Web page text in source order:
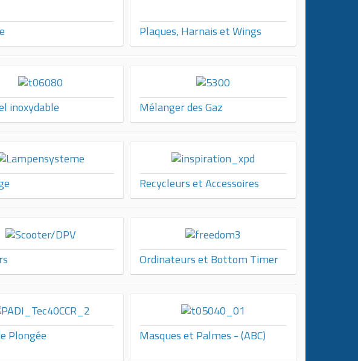
Plaques, Harnais et Wings
inoxydable Mélanger des Gaz
Recycleurs et Accessoires
Ordinateurs et Bottom Timer
Plongée Masques et Palmes - (ABC)